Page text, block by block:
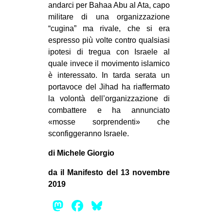
andarci per Bahaa Abu al Ata, capo
militare di una organizzazione
“cugina” ma rivale, che si era
espresso più volte contro qualsiasi
ipotesi di tregua con Israele al
quale invece il movimento islamico
è interessato. In tarda serata un
portavoce del Jihad ha riaffermato
la volontà dell’organizzazione di
combattere e ha annunciato
«mosse sorprendenti» che
sconfiggeranno Israele.
di Michele Giorgio
da il Manifesto del 13 novembre
2019
Mastodon
Facebook